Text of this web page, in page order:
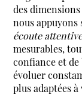
des
nous appuyons
écoute
mesurables,
confiance et de
évoluer
plus adaptées